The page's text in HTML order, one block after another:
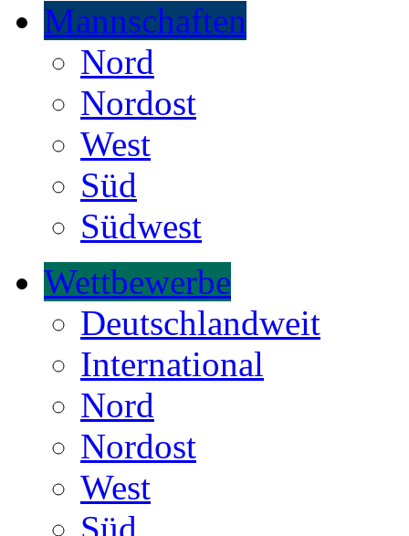
Mannschaften
Nord
Nordost
West
Süd
Südwest
Wettbewerbe
Deutschlandweit
International
Nord
Nordost
West